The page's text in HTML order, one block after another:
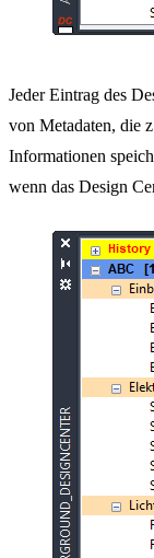
Jeder Eintrag des
von Metadaten, die
Informationen
wenn das Design